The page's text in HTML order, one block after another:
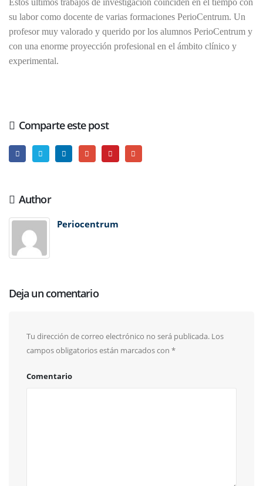
su labor como docente de varias formaciones PerioCentrum. Un
profesor muy valorado y querido por los alumnos PerioCentrum y
con una enorme proyección profesional en el ámbito clínico y
experimental.
Comparte este post
Author
Periocentrum
Deja un comentario
Tu dirección de correo electrónico no será publicada. Los
campos obligatorios están marcados con *
Comentario